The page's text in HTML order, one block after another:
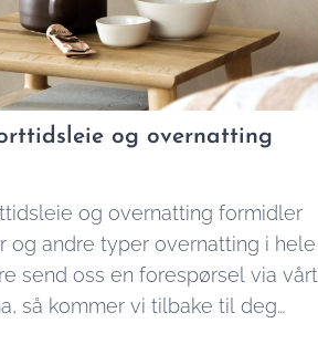
og overnatting
og overnatting formidler
og andre typer overnatting i hele
send oss en forespørsel via vårt
så kommer vi tilbake til deg